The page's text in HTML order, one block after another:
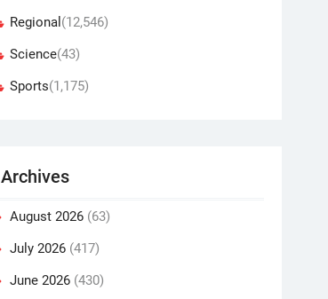
Regional (12,546)
Science(43)
Sports(1,175)
Archives
August 2026 (63)
July 2026 (417)
June 2026 (430)